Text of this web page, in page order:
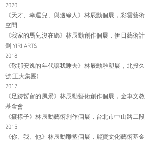
2020
《天才、幸運兒、與邊緣人》林辰勳個展，彩雲藝術
空間
《我家的馬兒沒在綁》林辰勳創作個展，伊日藝術計
劃 YIRI ARTS
2018
《敬那安逸的年代讓我睡去》林辰勳雕塑展，北投久
號(正大集團)
2017
《足跡暫留的風景》林辰勳藝術創作個展，金車文教
基金會
《擺樣子》林辰勳藝術創作個展，台北市中山路二段
2015
《你、我、他》林辰勳雕塑個展，麗寶文化藝術基金